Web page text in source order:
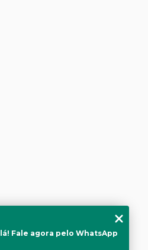
Fale agora pelo WhatsApp